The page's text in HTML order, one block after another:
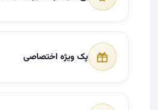
پک ویژه اختصاصی